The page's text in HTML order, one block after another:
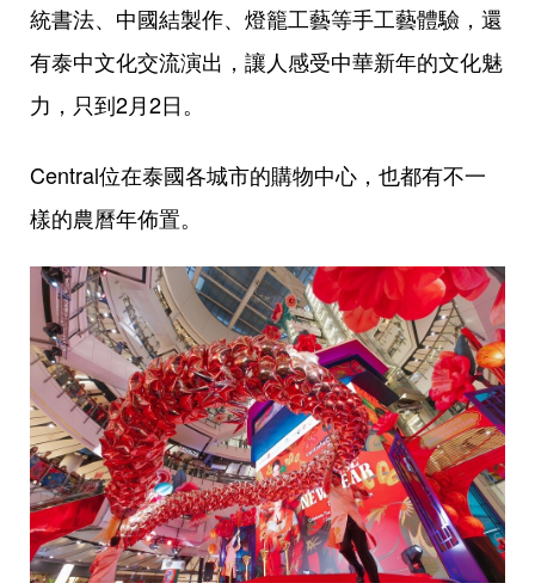
統書法、中國結製作、燈籠工藝等手工藝體驗，還
有泰中文化交流演出，讓人感受中華新年的文化魅
力，只到2月2日。
Central位在泰國各城市的購物中心，也都有不一
樣的農曆年佈置。